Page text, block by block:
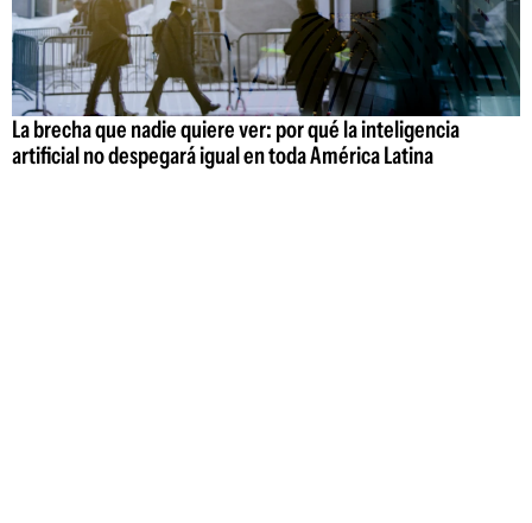
La brecha que nadie quiere ver: por qué la inteligencia
artificial no despegará igual en toda América Latina